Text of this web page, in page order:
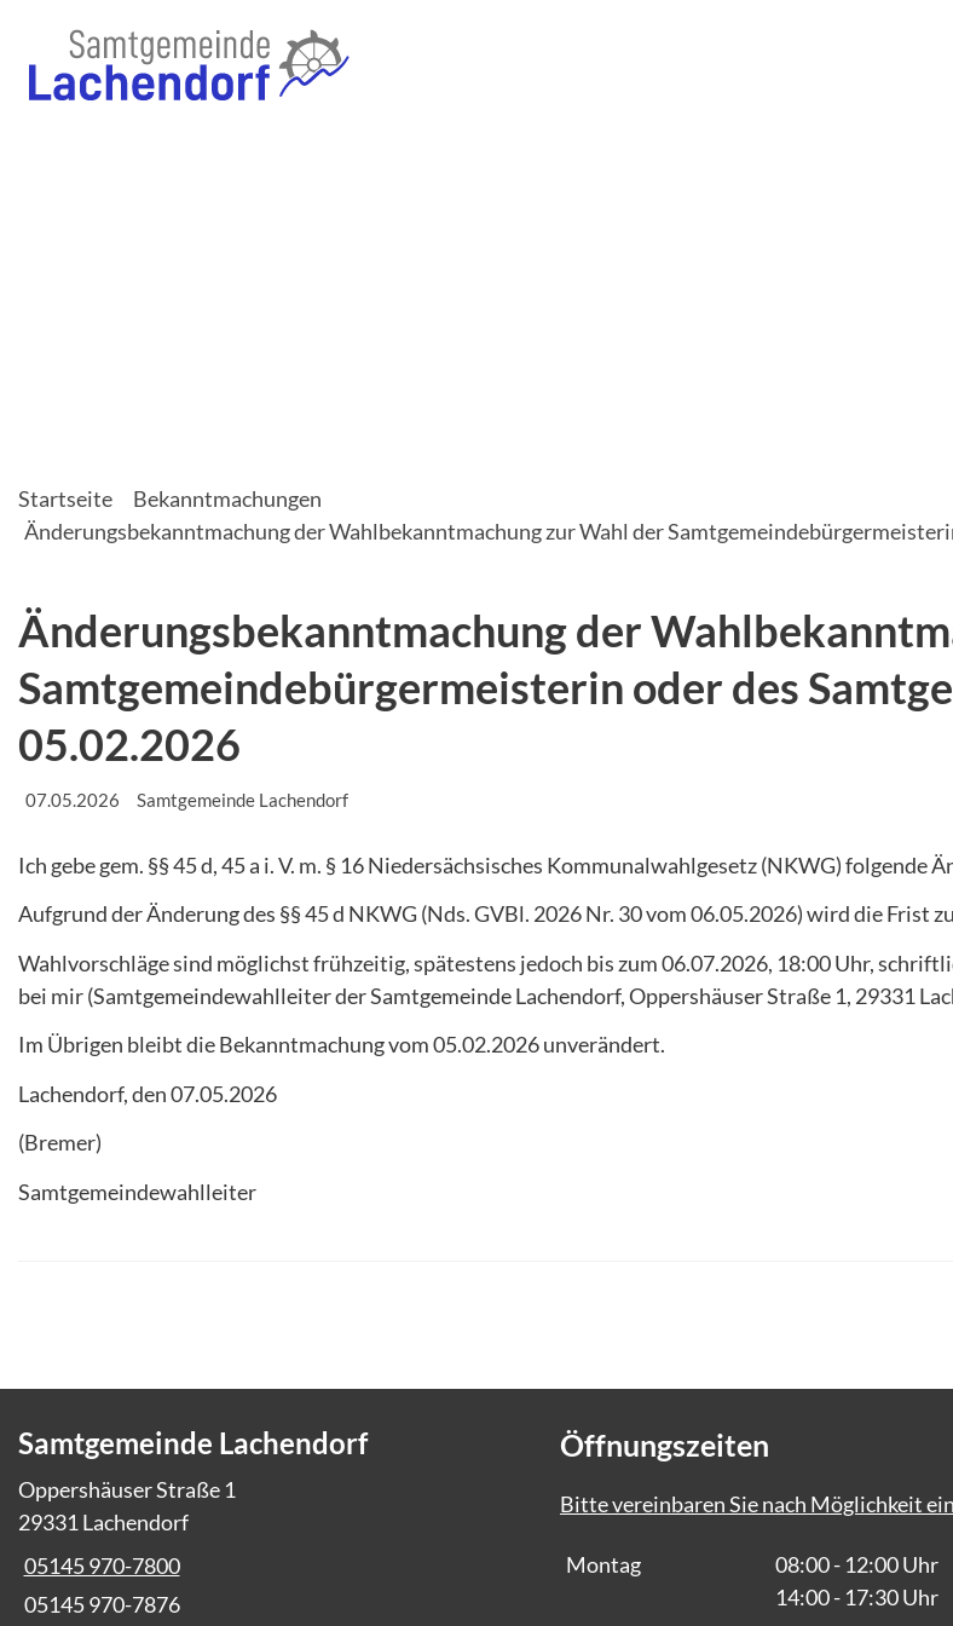
Startseite
Bekanntmachungen
Änderungsbekanntmachung der Wahlbekanntmachung zur Wahl der
Änderungsbekanntmachung der
Samtgemeindebürgermeisterin oder des
05.02.2026
07.05.2026 Samtgemeinde Lachendorf
Ich gebe gem. §§ 45 d, 45 a i. V. m. § 16 Niedersächsisches Kommunalwahlgesetz (NKWG)
Aufgrund der Änderung des §§ 45 d NKWG (Nds. GVBl. 2026 Nr. 30 vom 06.05.2026) wird die Frist
Wahlvorschläge sind möglichst frühzeitig, spätestens jedoch bis zum 06.07.2026, 18:00 Uhr,
bei mir (Samtgemeindewahlleiter der Samtgemeinde Lachendorf, Oppershäuser Straße 1, 29331
Im Übrigen bleibt die Bekanntmachung vom 05.02.2026 unverändert.
Lachendorf, den 07.05.2026
(Bremer)
Samtgemeindewahlleiter
Samtgemeinde Lachendorf
Oppershäuser Straße 1
29331 Lachendorf
05145 970-7800
05145 970-7876
Öffnungszeiten
Bitte vereinbaren Sie nach Möglichkeit
Montag
08:00 - 12:00 Uhr
14:00 - 17:30 Uhr